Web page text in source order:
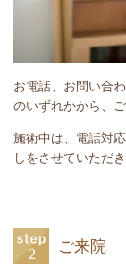
お電話、お問い合
のいずれかから、
施術中は、電話対
しをさせていただき
ご来院